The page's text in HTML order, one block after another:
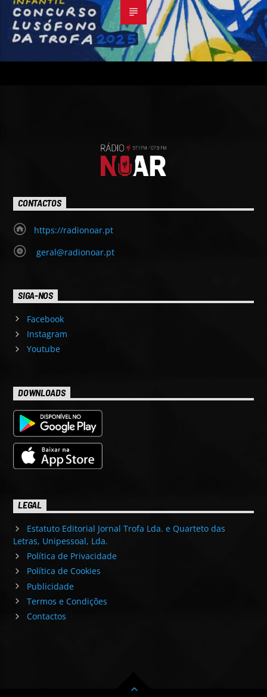
CONTACTOS
https://radionoar.pt
geral@radionoar.pt
SIGA-NOS
Facebook
Instagram
Youtube
DOWNLOADS
LEGAL
Estatuto Editorial Jornal Trofa Lda. e Quarteto das
Letras, Unipessoal, Lda.
Política de Privacidade
Política de Cookies
Publicidade
Termos e Condições
Contactos